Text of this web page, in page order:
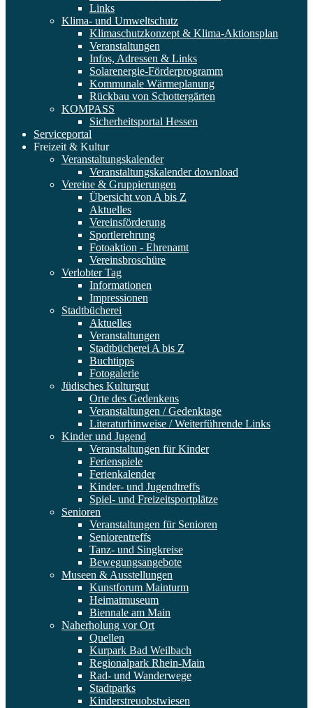
Links
Klima- und Umweltschutz
Klimaschutzkonzept & Klima-Aktionsplan
Veranstaltungen
Infos, Adressen & Links
Solarenergie-Förderprogramm
Kommunale Wärmeplanung
Rückbau von Schottergärten
KOMPASS
Sicherheitsportal Hessen
Serviceportal
Freizeit & Kultur
Veranstaltungskalender
Veranstaltungskalender download
Vereine & Gruppierungen
Übersicht von A bis Z
Aktuelles
Vereinsförderung
Sportlerehrung
Fotoaktion - Ehrenamt
Vereinsbroschüre
Verlobter Tag
Informationen
Impressionen
Stadtbücherei
Aktuelles
Veranstaltungen
Stadtbücherei A bis Z
Buchtipps
Fotogalerie
Jüdisches Kulturgut
Orte des Gedenkens
Veranstaltungen / Gedenktage
Literaturhinweise / Weiterführende Links
Kinder und Jugend
Veranstaltungen für Kinder
Ferienspiele
Ferienkalender
Kinder- und Jugendtreffs
Spiel- und Freizeitsportplätze
Senioren
Veranstaltungen für Senioren
Seniorentreffs
Tanz- und Singkreise
Bewegungsangebote
Museen & Ausstellungen
Kunstforum Mainturm
Heimatmuseum
Biennale am Main
Naherholung vor Ort
Quellen
Kurpark Bad Weilbach
Regionalpark Rhein-Main
Rad- und Wanderwege
Stadtparks
Kinderstreuobstwiesen